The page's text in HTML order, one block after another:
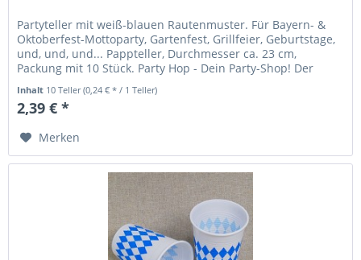
Partyteller mit weiß-blauen Rautenmuster. Für Bayern- &
Oktoberfest-Mottoparty, Gartenfest, Grillfeier, Geburtstage,
und, und, und... Pappteller, Durchmesser ca. 23 cm,
Packung mit 10 Stück. Party Hop - Dein Party-Shop! Der
Inhalt 10 Teller(0,24 € * / 1 Teller)
2,39 € *
Merken